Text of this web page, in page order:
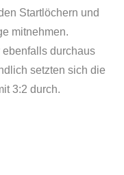
Startlöchern und
mitnehmen.
ebenfalls durchaus
setzten sich die
3:2 durch.